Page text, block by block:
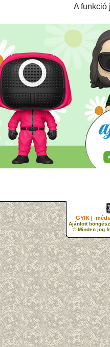
A funkció
GYIK |
Ajánlott
© Minden jog